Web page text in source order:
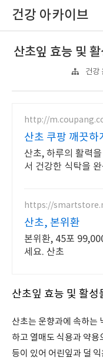
건강 아카이브
산초잎 효능 및
건강
http://
산초 쿠팡 깨끗하
재료
산초, 하루의 활력
서 건강한 식탁을
https://
산초, 본위환
본위환, 45포
세요. 산초
산초잎 효능 및 활
산초는 운향과에 속하는
하고 열매도 식용과 약
등이 있어 어린잎과 덜